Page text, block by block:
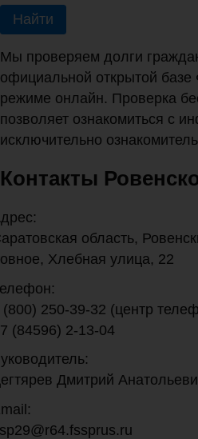
Найти
Мы проверяем долги
официальной открытой
режиме онлайн. Проверка
позволяет ознакомиться с
исключительно
Контакты
область,
Хлебная улица, 22
(800) 250-39-32 (центр
(84596) 2-13-04
Дмитрий